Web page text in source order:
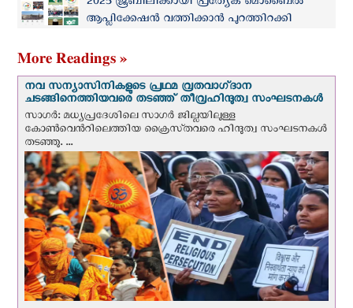
ആപ്ലിക്കേഷന്‍ വത്തിക്കാന്‍ പുറത്തിറക്കി
More Readings »
നവ സന്യാസിനികളുടെ പ്രഥമ വ്രതവാഗ്‌ദാന
ചടങ്ങിനെത്തിയവരെ തടഞ്ഞ് തീവ്രഹിന്ദുത്വ സംഘടനകള്‍
സാഗർ: മധ്യപ്രദേശിലെ സാഗർ ജില്ലയിലുള്ള
കോൺവെന്‍റിലെത്തിയ ക്രൈസ്‌തവരെ ഹിന്ദുത്വ സംഘടനകൾ
തടഞ്ഞു. ...